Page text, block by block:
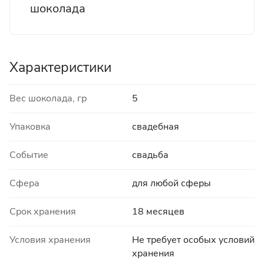
шоколада
Характеристики
Вес шоколада, гр 5
Упаковка свадебная
Событие свадьба
Сфера для любой сферы
Срок хранения 18 месяцев
Условия хранения
Не требует особых условий
хранения